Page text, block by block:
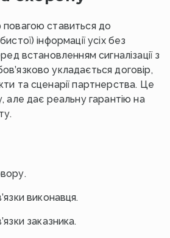
повагою ставиться до
інформації усіх без
встановленням сигналізації з
укладається договір,
та сценарії партнерства. Це
але дає реальну гарантію на
виконавця.
заказника.